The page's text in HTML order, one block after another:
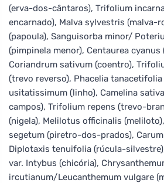
(erva-dos-cântaros), Trifolium
encarnado), Malva sylvestris (malva-
(papoula), Sanguisorba minor/
(pimpinela menor), Centaurea cyanus
Coriandrum sativum (coentro),
(trevo reverso), Phacelia
usitatissimum (linho), Camelina
campos), Trifolium repens (trevo-
(nigela), Melilotus officinalis
segetum (piretro-dos-prados), Carum
Diplotaxis tenuifolia (rúcula-
var. Intybus (chicória),
ircutianum/Leucanthemum vulgare